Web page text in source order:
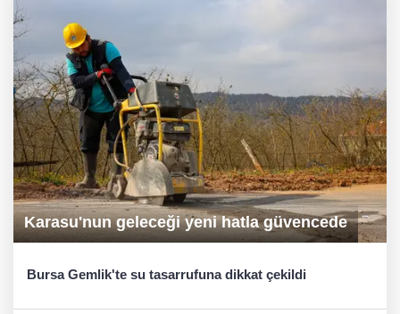
Karasu'nun geleceği yeni hatla güvencede
Bursa Gemlik'te su tasarrufuna dikkat çekildi